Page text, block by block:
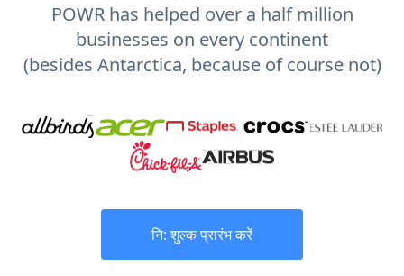
POWR has helped over a half million
businesses on every continent
(besides Antarctica, because of course not)
नि: शुल्क प्रारंभ करें